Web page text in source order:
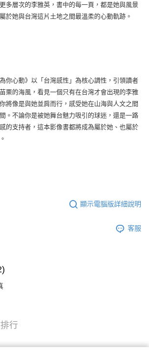
多層次的李雅英，書中的每一頁，都是她與風景
於她與台灣這片土地之間最溫柔的心動軌跡。
你心動》以「台灣感性」為核心調性，引領讀者
栗的海風，看見一個只有在台灣才會出現的李雅
將像是與她並肩而行，感受她在山海與人文之間
。不論你是被她舞台魅力吸引的球迷，還是一路
的支持者，這本影像書都將成為屬於她、也屬於
顯示電腦版詳細說明
客服
行